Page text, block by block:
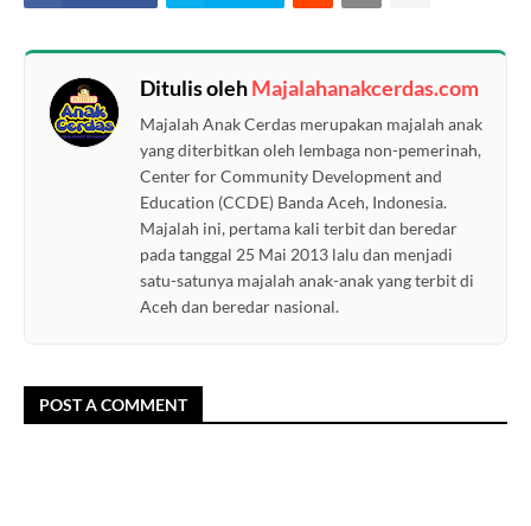
Ditulis olehMajalahanakcerdas.com
Majalah Anak Cerdas merupakan majalah anak
yang diterbitkan oleh lembaga non-pemerinah,
Center for Community Development and
Education (CCDE) Banda Aceh, Indonesia.
Majalah ini, pertama kali terbit dan beredar
pada tanggal 25 Mai 2013 lalu dan menjadi
satu-satunya majalah anak-anak yang terbit di
Aceh dan beredar nasional.
POST A COMMENT